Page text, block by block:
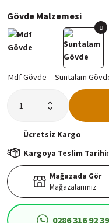
Gövde Malzemesi
Ücretsiz Kargo
Kargoya Teslim Tarihi:
Mağazada Gör
Mağazalarımız
0286 316 92 39